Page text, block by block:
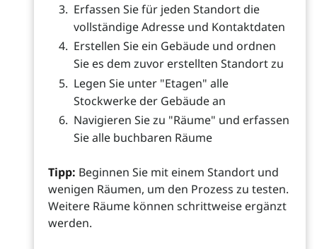
Erfassen Sie für jeden Standort die
vollständige Adresse und Kontaktdaten
Erstellen Sie ein Gebäude und ordnen
Sie es dem zuvor erstellten Standort zu
Legen Sie unter "Etagen" alle
Stockwerke der Gebäude an
Navigieren Sie zu "Räume" und erfassen
Sie alle buchbaren Räume
Tipp: Beginnen Sie mit einem Standort und
wenigen Räumen, um den Prozess zu testen.
Weitere Räume können schrittweise ergänzt
werden.